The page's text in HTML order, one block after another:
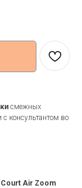
смежных
с консультантом во
Air Zoom